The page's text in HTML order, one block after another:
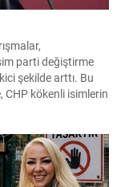
parti değiştirme
şekilde arttı. Bu
CHP kökenli isimlerin
hakkında son